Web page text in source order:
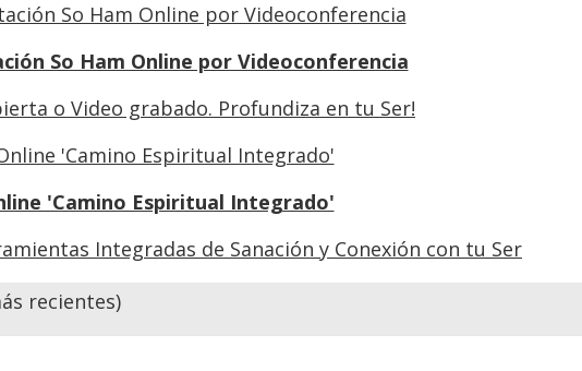
So Ham Online por Videoconferencia
o Video grabado. Profundiza en tu Ser!
'Camino Espiritual Integrado'
Integradas de Sanación y Conexión con tu Ser
recientes)